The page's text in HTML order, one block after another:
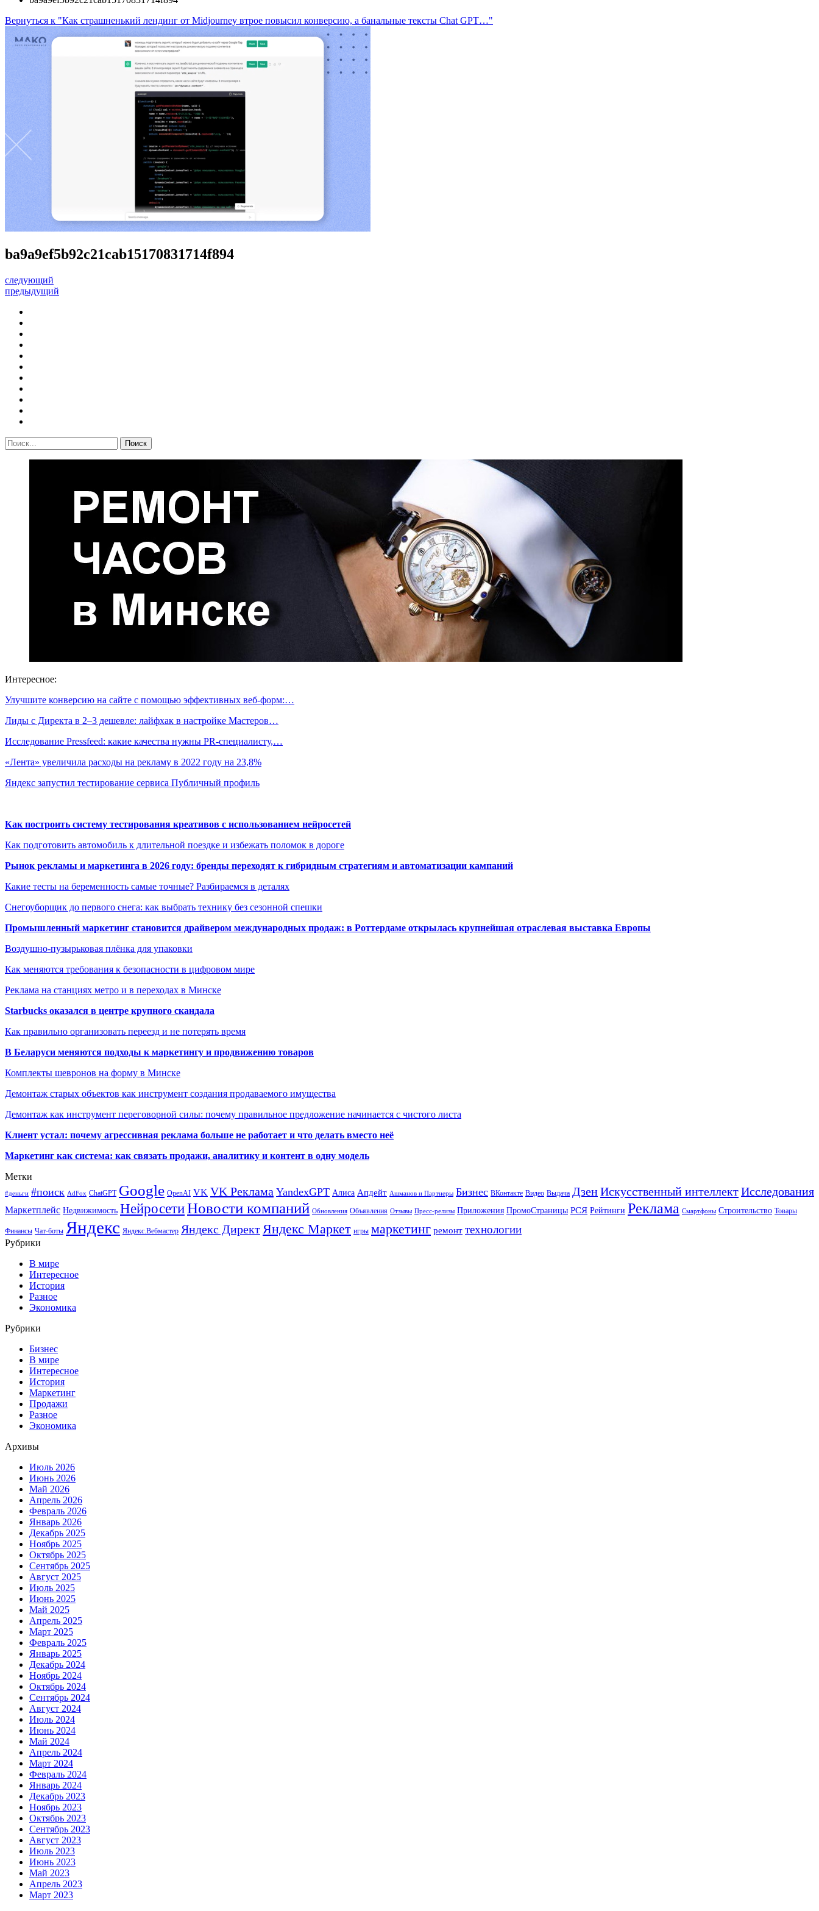
Вернуться к "Как страшненький лендинг от Midjourney втрое повысил конверсию, а банальные тексты Chat GPT…"
ba9a9ef5b92c21cab15170831714f894
следующий
предыдущий
Интересное:
Улучшите конверсию на сайте с помощью эффективных веб-форм:…
Лиды с Директа в 2–3 дешевле: лайфхак в настройке Мастеров…
Исследование Pressfeed: какие качества нужны PR-специалисту,…
«Лента» увеличила расходы на рекламу в 2022 году на 23,8%
Яндекс запустил тестирование сервиса Публичный профиль
Как построить систему тестирования креативов с использованием нейросетей
Как подготовить автомобиль к длительной поездке и избежать поломок в дороге
Рынок рекламы и маркетинга в 2026 году: бренды переходят к гибридным стратегиям и автоматизации кампаний
Какие тесты на беременность самые точные? Разбираемся в деталях
Снегоуборщик до первого снега: как выбрать технику без сезонной спешки
Промышленный маркетинг становится драйвером международных продаж: в Роттердаме открылась крупнейшая отраслевая выставка Европы
Воздушно-пузырьковая плёнка для упаковки
Как меняются требования к безопасности в цифровом мире
Реклама на станциях метро и в переходах в Минске
Starbucks оказался в центре крупного скандала
Как правильно организовать переезд и не потерять время
В Беларуси меняются подходы к маркетингу и продвижению товаров
Комплекты шевронов на форму в Минске
Демонтаж старых объектов как инструмент создания продаваемого имущества
Демонтаж как инструмент переговорной силы: почему правильное предложение начинается с чистого листа
Клиент устал: почему агрессивная реклама больше не работает и что делать вместо неё
Маркетинг как система: как связать продажи, аналитику и контент в одну модель
Метки
#деньги #поиск AdFox ChatGPT Google OpenAI VK VK Реклама YandexGPT Алиса Апдейт Ашманов и Партнеры Бизнес ВКонтакте Видео Выдача ДзенИскусственный интеллектИсследования
Маркетплейс Недвижимость НейросетиНовости компаний Обновления Объявления Отзывы Пресс-релизы Приложения ПромоСтраницы РСЯ Рейтинги Реклама Смартфоны Строительство Товары
Финансы Чат-боты Яндекс Яндекс.Вебмастер Яндекс Директ Яндекс Маркет игры маркетинг ремонт технологии
Рубрики
В мире
Интересное
История
Разное
Экономика
Рубрики
Бизнес
В мире
Интересное
История
Маркетинг
Продажи
Разное
Экономика
Архивы
Июль 2026
Июнь 2026
Май 2026
Апрель 2026
Февраль 2026
Январь 2026
Декабрь 2025
Ноябрь 2025
Октябрь 2025
Сентябрь 2025
Август 2025
Июль 2025
Июнь 2025
Май 2025
Апрель 2025
Март 2025
Февраль 2025
Январь 2025
Декабрь 2024
Ноябрь 2024
Октябрь 2024
Сентябрь 2024
Август 2024
Июль 2024
Июнь 2024
Май 2024
Апрель 2024
Март 2024
Февраль 2024
Январь 2024
Декабрь 2023
Ноябрь 2023
Октябрь 2023
Сентябрь 2023
Август 2023
Июль 2023
Июнь 2023
Май 2023
Апрель 2023
Март 2023